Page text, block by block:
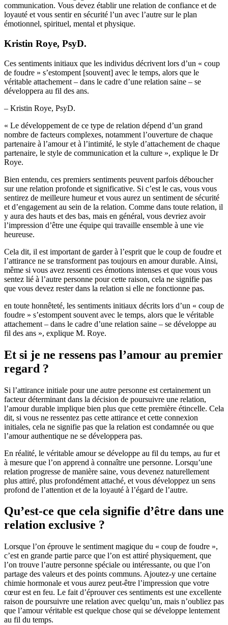
communication. Vous devez établir une relation de confiance et de
loyauté et vous sentir en sécurité l’un avec l’autre sur le plan
émotionnel, spirituel, mental et physique.
Kristin Roye, PsyD.
Ces sentiments initiaux que les individus décrivent lors d’un « coup
de foudre » s’estompent [souvent] avec le temps, alors que le
véritable attachement – dans le cadre d’une relation saine – se
développera au fil des ans.
– Kristin Roye, PsyD.
« Le développement de ce type de relation dépend d’un grand
nombre de facteurs complexes, notamment l’ouverture de chaque
partenaire à l’amour et à l’intimité, le style d’attachement de chaque
partenaire, le style de communication et la culture », explique le Dr
Roye.
Bien entendu, ces premiers sentiments peuvent parfois déboucher
sur une relation profonde et significative. Si c’est le cas, vous vous
sentirez de meilleure humeur et vous aurez un sentiment de sécurité
et d’engagement au sein de la relation. Comme dans toute relation, il
y aura des hauts et des bas, mais en général, vous devriez avoir
l’impression d’être une équipe qui travaille ensemble à une vie
heureuse.
Cela dit, il est important de garder à l’esprit que le coup de foudre et
l’attirance ne se transforment pas toujours en amour durable. Ainsi,
même si vous avez ressenti ces émotions intenses et que vous vous
sentez lié à l’autre personne pour cette raison, cela ne signifie pas
que vous devez rester dans la relation si elle ne fonctionne pas.
en toute honnêteté, les sentiments initiaux décrits lors d’un « coup de
foudre » s’estompent souvent avec le temps, alors que le véritable
attachement – dans le cadre d’une relation saine – se développe au
fil des ans », explique M. Roye.
Et si je ne ressens pas l’amour au premier
regard ?
Si l’attirance initiale pour une autre personne est certainement un
facteur déterminant dans la décision de poursuivre une relation,
l’amour durable implique bien plus que cette première étincelle. Cela
dit, si vous ne ressentez pas cette attirance et cette connexion
initiales, cela ne signifie pas que la relation est condamnée ou que
l’amour authentique ne se développera pas.
En réalité, le véritable amour se développe au fil du temps, au fur et
à mesure que l’on apprend à connaître une personne. Lorsqu’une
relation progresse de manière saine, vous devenez naturellement
plus attiré, plus profondément attaché, et vous développez un sens
profond de l’attention et de la loyauté à l’égard de l’autre.
Qu’est-ce que cela signifie d’être dans une
relation exclusive ?
Lorsque l’on éprouve le sentiment magique du « coup de foudre »,
c’est en grande partie parce que l’on est attiré physiquement, que
l’on trouve l’autre personne spéciale ou intéressante, ou que l’on
partage des valeurs et des points communs. Ajoutez-y une certaine
chimie hormonale et vous aurez peut-être l’impression que votre
cœur est en feu. Le fait d’éprouver ces sentiments est une excellente
raison de poursuivre une relation avec quelqu’un, mais n’oubliez pas
que l’amour véritable est quelque chose qui se développe lentement
au fil du temps.